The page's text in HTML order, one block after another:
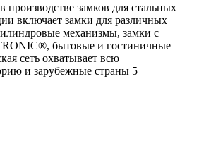
замков для стальных
включает замки для различных
механизмы, замки с
бытовые и гостиничные
сеть охватывает всю
и зарубежные страны 5